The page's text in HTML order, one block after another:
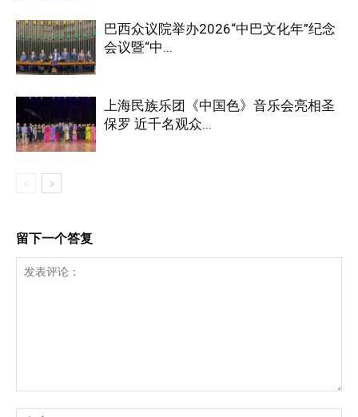
巴西众议院举办2026“中巴文化年”纪念
会议暨“中...
上海民族乐团《中国色》音乐会亮相圣
保罗 近千名观众...
留下一个答复